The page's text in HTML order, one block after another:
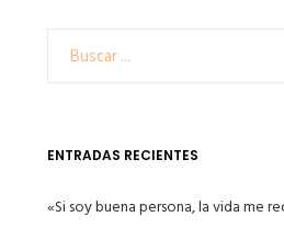
ENTRADAS RECIENTES
«Si soy buena persona, la vida me